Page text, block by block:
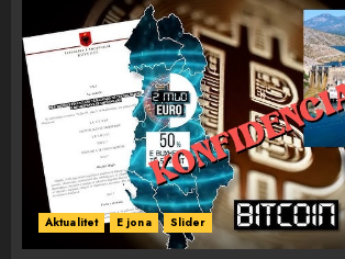
Aktualitet E jona Slider